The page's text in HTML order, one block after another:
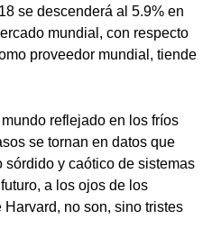
se descenderá al 5.9% en
mundial, con respecto
proveedor mundial, tiende
reflejado en los fríos
se tornan en datos que
y caótico de sistemas
a los ojos de los
no son, sino tristes